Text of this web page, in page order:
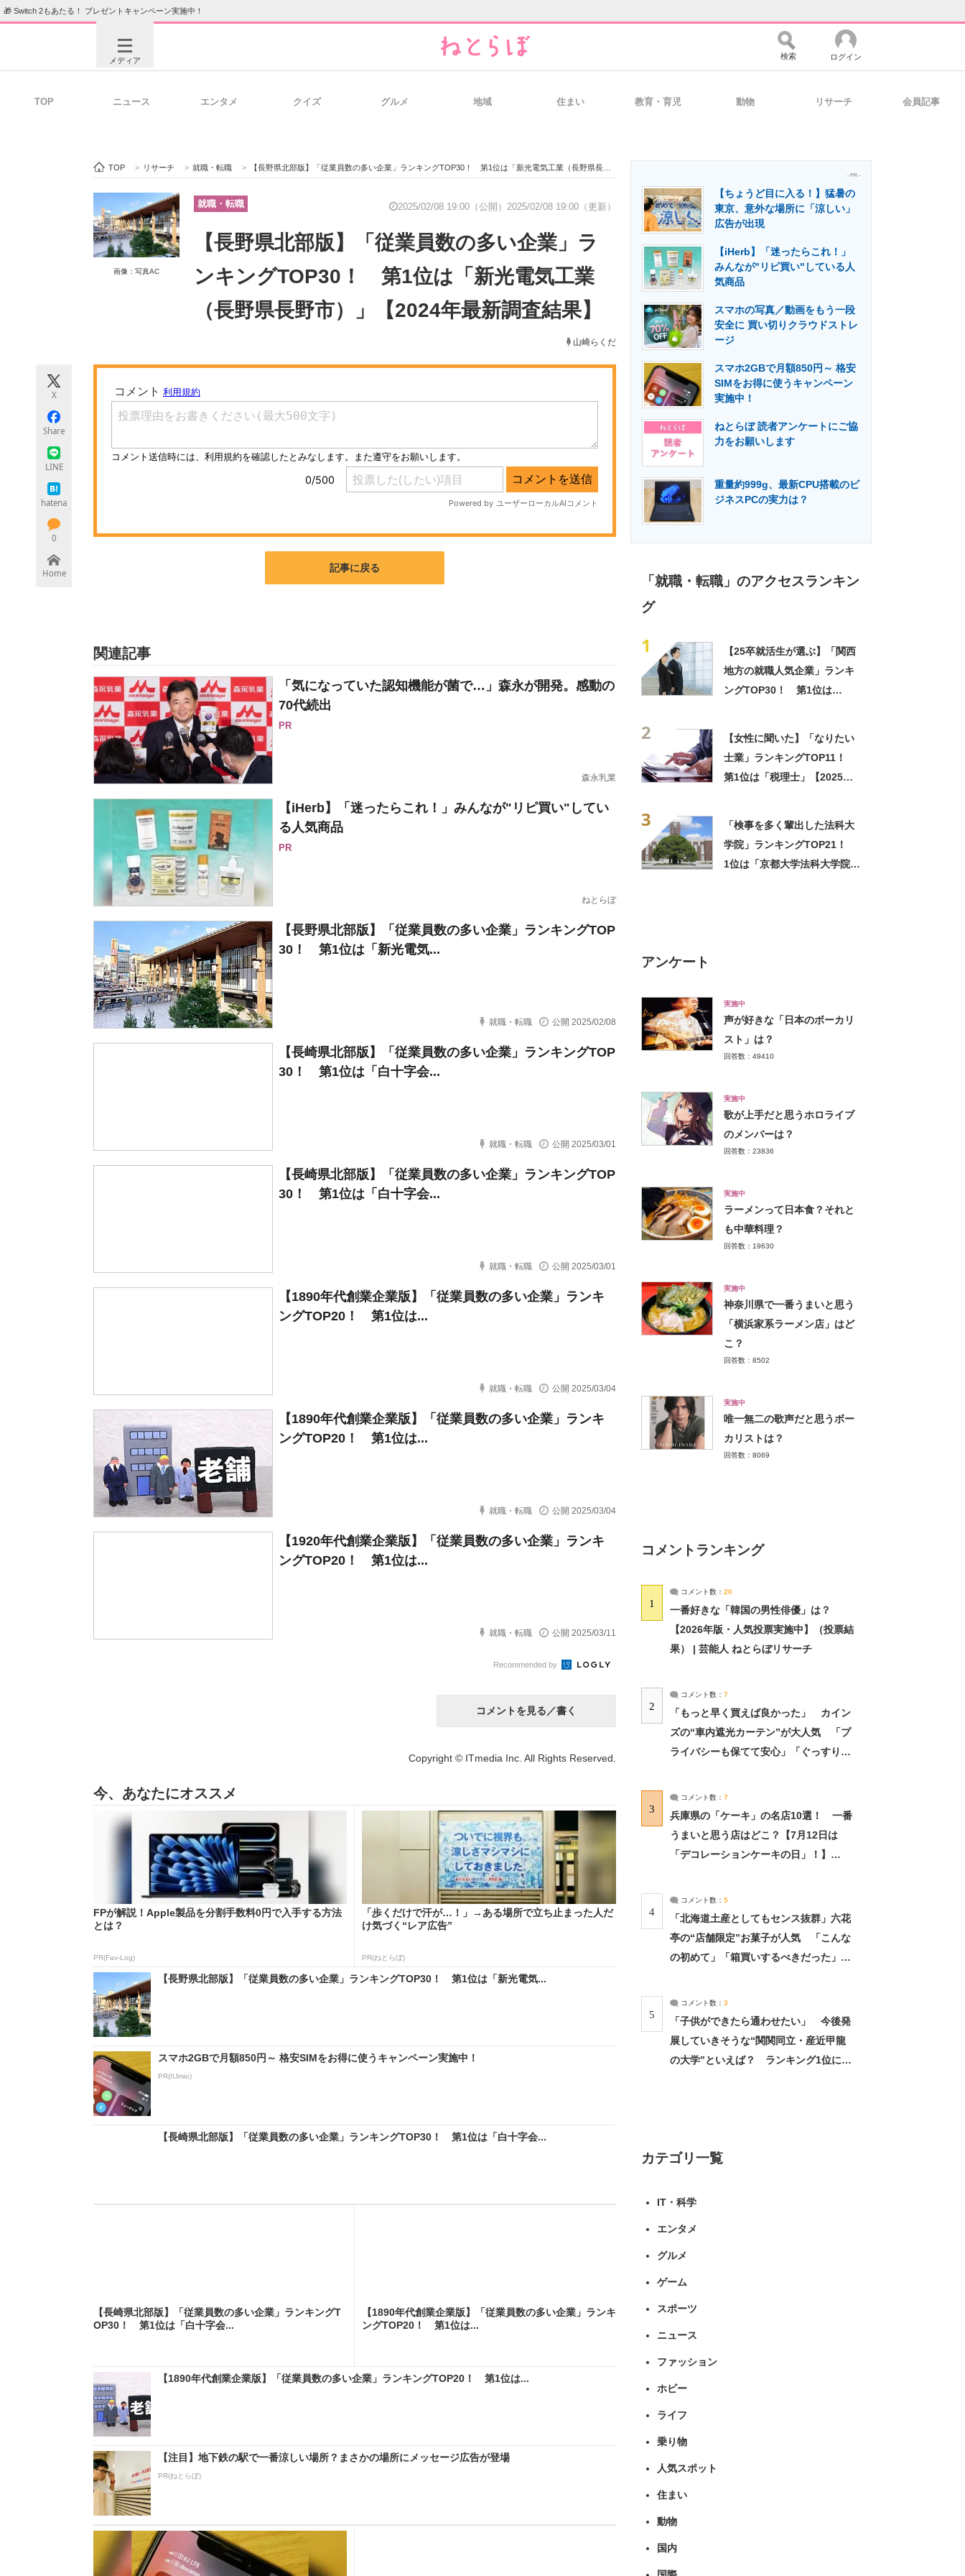
🎁 Switch 2もあたる！ プレゼントキャンペーン実施中！
メディア
ビジネスと働き方のヒント 経営リーダーのコミュニティ マーケ×ITの今がよく分かる
IT製品の技術・比較・事例 製造業のIT導入・活用を支援
エネルギーの専門メディア 建設×テクノロジーの最前線
ちょっと気になるネットの話題
検索 ログイン
TOP ニュース エンタメ クイズ グルメ 地域 住まい 教育・育児 動物 リサーチ 会員記事
TOP > リサーチ > 就職・転職 > 【長野県北部版】「従業員数の多い企業」ランキングTOP30！ 第1位は「新光電気工業（長野県長野市）」【2024年最新調査結果】
画像：写真AC
就職・転職 2025/02/08 19:00（公開） 2025/02/08 19:00（更新）
【長野県北部版】「従業員数の多い企業」ラ
ンキングTOP30！ 第1位は「新光電気工業
（長野県長野市）」【2024年最新調査結果】
山崎らくだ
X
Share
LINE
hatena
0
Home 記事に戻る
関連記事
「気になっていた認知機能が菌で…」森永が開発。感動の
70代続出
PR
森永乳業
【iHerb】「迷ったらこれ！」みんなが"リピ買い"してい
る人気商品
PR
ねとらぼ
【長野県北部版】「従業員数の多い企業」ランキングTOP
30！ 第1位は「新光電気...
就職・転職 公開 2025/02/08
【長崎県北部版】「従業員数の多い企業」ランキングTOP
30！ 第1位は「白十字会...
就職・転職 公開 2025/03/01
【長崎県北部版】「従業員数の多い企業」ランキングTOP
30！ 第1位は「白十字会...
就職・転職 公開 2025/03/01
【1890年代創業企業版】「従業員数の多い企業」ランキ
ングTOP20！ 第1位は...
就職・転職 公開 2025/03/04
【1890年代創業企業版】「従業員数の多い企業」ランキ
ングTOP20！ 第1位は...
就職・転職 公開 2025/03/04
【1920年代創業企業版】「従業員数の多い企業」ランキ
ングTOP20！ 第1位は...
就職・転職 公開 2025/03/11
Recommended by
コメントを見る／書く
Copyright © ITmedia Inc. All Rights Reserved.
今、あなたにオススメ
FPが解説！Apple製品を分割手数料0円で入手する方法
とは？
PR(Fav-Log)
「歩くだけで汗が…！」→ある場所で立ち止まった人だ
け気づく“レア広告”
PR(ねとらぼ)
【長野県北部版】「従業員数の多い企業」ランキングTOP30！ 第1位は「新光電気...
スマホ2GBで月額850円～ 格安SIMをお得に使うキャンペーン実施中！
PR(IIJmio)
【長崎県北部版】「従業員数の多い企業」ランキングTOP30！ 第1位は「白十字会...
【長崎県北部版】「従業員数の多い企業」ランキングT
OP30！ 第1位は「白十字会...
【1890年代創業企業版】「従業員数の多い企業」ランキ
ングTOP20！ 第1位は...
【1890年代創業企業版】「従業員数の多い企業」ランキングTOP20！ 第1位は...
【注目】地下鉄の駅で一番涼しい場所？まさかの場所にメッセージ広告が登場
PR(ねとらぼ)
- PR -
【ちょうど目に入る！】猛暑の
東京、意外な場所に「涼しい」
広告が出現
【iHerb】「迷ったらこれ！」
みんなが"リピ買い"している人
気商品
スマホの写真／動画をもう一段
安全に 買い切りクラウドストレ
ージ
スマホ2GBで月額850円～ 格安
SIMをお得に使うキャンペーン
実施中！
ねとらぼ 読者アンケートにご協
力をお願いします
重量約999g、最新CPU搭載のビ
ジネスPCの実力は？
「就職・転職」のアクセスランキン
グ
1
【25卒就活生が選ぶ】「関西
地方の就職人気企業」ランキ
ングTOP30！ 第1位は
2
【女性に聞いた】「なりたい
士業」ランキングTOP11！
第1位は「税理士」【2025年
3
「検事を多く輩出した法科大
学院」ランキングTOP21！
1位は「京都大学法科大学院」
アンケート
実施中
声が好きな「日本のボーカリ
スト」は？
回答数：49410
実施中
歌が上手だと思うホロライブ
のメンバーは？
回答数：23836
実施中
ラーメンって日本食？それと
も中華料理？
回答数：19630
実施中
神奈川県で一番うまいと思う
「横浜家系ラーメン店」はど
こ？
回答数：8502
実施中
唯一無二の歌声だと思うボー
カリストは？
回答数：8069
コメントランキング
1
コメント数： 20
一番好きな「韓国の男性俳優」は？
【2026年版・人気投票実施中】（投票結
果） | 芸能人 ねとらぼリサーチ
2
コメント数： 7
「もっと早く買えば良かった」 カイン
ズの“車内遮光カーテン”が大人気 「プ
ライバシーも保てて安心」「ぐっすり眠
3
コメント数： 7
兵庫県の「ケーキ」の名店10選！ 一番
うまいと思う店はどこ？【7月12日は
「デコレーションケーキの日」！】
4
コメント数： 5
「北海道土産としてもセンス抜群」六花
亭の“店舗限定”お菓子が人気 「こんな
の初めて」「箱買いするべきだった」
5
コメント数： 3
「子供ができたら通わせたい」 今後発
展していきそうな“関関同立・産近甲龍
の大学”といえば？ ランキング1位に学
カテゴリ一覧
IT・科学
エンタメ
グルメ
ゲーム
スポーツ
ニュース
ファッション
ホビー
ライフ
乗り物
人気スポット
住まい
動物
国内